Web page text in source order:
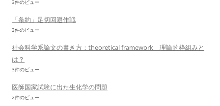
3件のビュー
「条約」足切回避作戦
3件のビュー
社会科学系論文の書き方：theoretical framework 理論的枠組みと
は？
3件のビュー
医師国家試験に出た生化学の問題
2件のビュー